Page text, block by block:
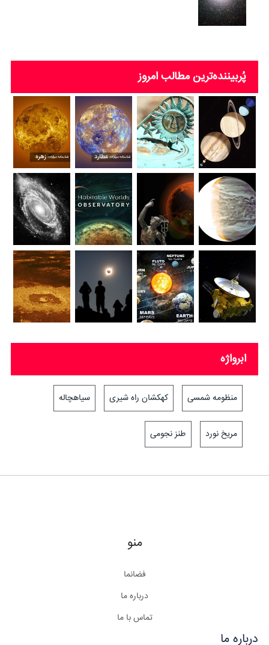
پُربیننده‌ترین‌ مطالب امروز
ابرواژه
منظومه شمسی کهکشان راه شیری سیاهچاله
مریخ نورد طنز نجومی
منو
فضانما
درباره ما
تماس با ما
درباره ما